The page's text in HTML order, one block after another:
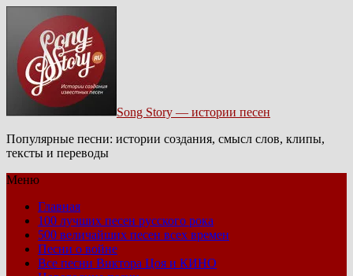
Song Story — истории песен
Популярные песни: истории создания, смысл слов, клипы,
тексты и переводы
Меню
Главная
100 лучших песен русского рока
500 величайших песен всех времен
Песни о войне
Все песни Виктора Цоя и КИНО